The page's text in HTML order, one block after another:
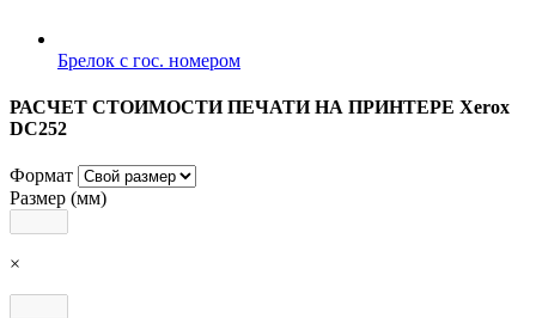
Брелок с гос. номером
РАСЧЕТ СТОИМОСТИ ПЕЧАТИ НА ПРИНТЕРЕ Xerox
DC252
Формат
Размер (мм)
×